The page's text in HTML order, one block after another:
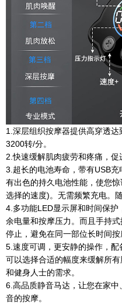
1.深层组织按摩器提供高穿透
3200转/分。
2.快速缓解肌肉疲劳和疼痛，促
3.超长的电池寿命，带有USB
有出色的持久电池性能，使您
选择的速度)。无需频繁充电。
4.多功能LED显示屏和时间保护
余电量和按摩压力。而且手持
停止，避免在同一部位长时间按
5.速度可调，更安静的操作，
可以选择合适的幅度来缓解所
和健身人士的需求。
6.高品质静音马达，让您在家
音的按摩。